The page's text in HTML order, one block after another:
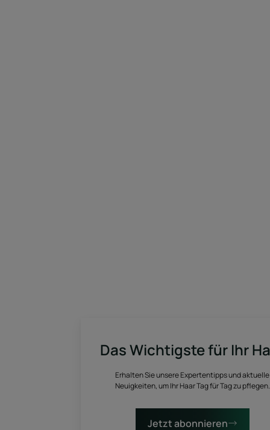
Das Wichtigste für Ihr
Erhalten Sie unsere Expertentipps und aktuelle
Neuigkeiten, um Ihr Haar Tag für Tag zu pflegen.
Jetzt abonnieren